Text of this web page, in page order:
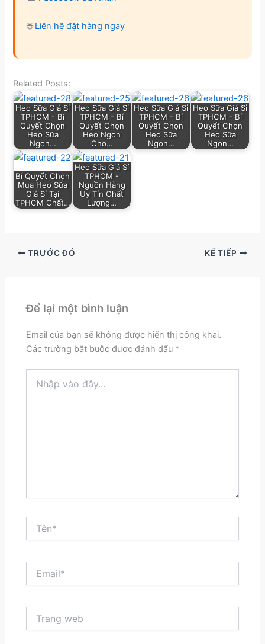
🌐 Liên hệ đặt hàng ngay
Related Posts:
Heo Sữa Giá Sỉ
TPHCM - Bí
Quyết Chọn
Heo Sữa
Ngon…
Heo Sữa Giá Sỉ
TPHCM - Bí
Quyết Chọn
Heo Ngon
Cho…
Heo Sữa Giá Sỉ
TPHCM - Bí
Quyết Chọn
Heo Sữa
Ngon…
Heo Sữa Giá Sỉ
TPHCM - Bí
Quyết Chọn
Heo Sữa
Ngon…
Bí Quyết Chọn
Mua Heo Sữa
Giá Sỉ Tại
TPHCM Chất…
Heo Sữa Giá Sỉ
TPHCM -
Nguồn Hàng
Uy Tín Chất
Lượng…
TRƯỚC ĐÓ KẾ TIẾP
Để lại một bình luận
Email của bạn sẽ không được hiển thị công khai.
Các trường bắt buộc được đánh dấu *
vào
web